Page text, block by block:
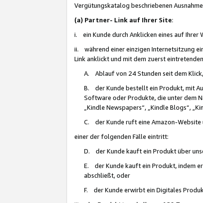
Vergütungskatalog beschriebenen
(a) Partner- Link auf Ihrer Site:
i. ein Kunde durch Anklicken eines auf
ii. während einer einzigen Internetsitzung
Link anklickt und mit dem zuerst
A. Ablauf von 24 Stunden seit dem Klick,
B. der Kunde bestellt ein Produkt, mit
Software oder Produkte, die unter dem
„Kindle Newspapers“, „Kindle Blogs“,
C. der Kunde ruft eine Amazon-Website
einer der folgenden Fälle eintritt:
D. der Kunde kauft ein Produkt über
E. der Kunde kauft ein Produkt, indem
abschließt, oder
F. der Kunde erwirbt ein Digitales